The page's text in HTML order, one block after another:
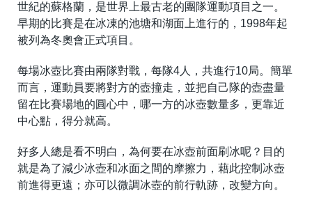
世紀的蘇格蘭，是世界上最古老的團隊運動項目之一。
早期的比賽是在冰凍的池塘和湖面上進行的，1998年起
被列為冬奧會正式項目。
每場冰壺比賽由兩隊對戰，每隊4人，共進行10局。簡單
而言，運動員要將對方的壺撞走，並把自己隊的壺盡量
留在比賽場地的圓心中，哪一方的冰壺數量多，更靠近
中心點，得分就高。
好多人總是看不明白，為何要在冰壺前面刷冰呢？目的
就是為了減少冰壺和冰面之間的摩擦力，藉此控制冰壺
前進得更遠；亦可以微調冰壺的前行軌跡，改變方向。